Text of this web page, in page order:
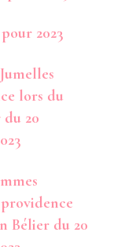
2023
lors du
20
Bélier du 20